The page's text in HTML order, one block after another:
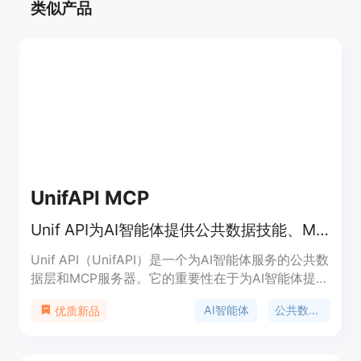
类似产品
UnifAPI MCP
Unif API为AI智能体提供公共数据技能、MCP服务器和实时公共数据API。
Unif API（UnifAPI）是一个为AI智能体服务的公共数
据层和MCP服务器。它的重要性在于为AI智能体提供
让AI智能体在处理KOL定价、创作者研究、社交监听
优质新品 AI智能体 公共数据API